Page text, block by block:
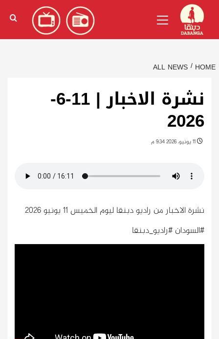
content
الإنجليزية)
Menu
HOME
ALL NEWS
نشرة الاخبار | 11-6-
2026
نشرة الاخبار من راديو دبنقا ليوم الخميس 11 يونيو 2026
#السودان #راديو_دبنقا